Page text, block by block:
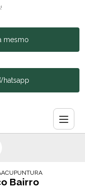
mesmo
CACHORRO BOM
ACUPUNTURA PARA GATOS
Bairro